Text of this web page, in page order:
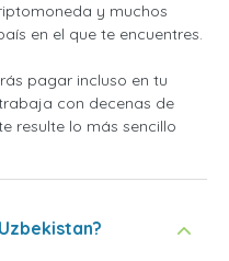
y muchos
en el que te encuentres.
pagar incluso en tu
con decenas de
resulte lo más sencillo